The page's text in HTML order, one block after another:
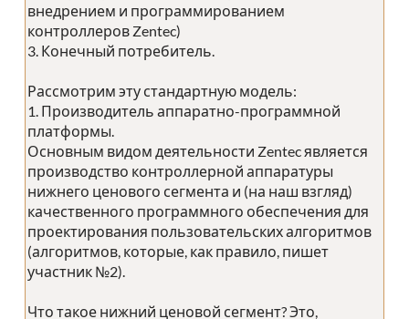
внедрением и программированием
контроллеров Zentec)
3. Конечный потребитель.
Рассмотрим эту стандартную модель:
1. Производитель аппаратно-программной
платформы.
Основным видом деятельности Zentec является
производство контроллерной аппаратуры
нижнего ценового сегмента и (на наш взгляд)
качественного программного обеспечения для
проектирования пользовательских алгоритмов
(алгоритмов, которые, как правило, пишет
участник №2).
Что такое нижний ценовой сегмент? Это,